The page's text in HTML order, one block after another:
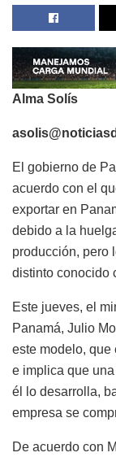
Alma Solís
El gobierno de
acuerdo con el
exportar en
debido a la
producción, pero
distinto conocido
Este jueves, el
Panamá, Julio
este modelo, que
e implica que
él lo desarrolla,
empresa se
De acuerdo con